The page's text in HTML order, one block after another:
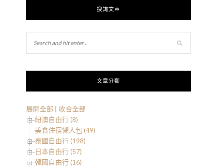
搜詢文章
文章分類
展開全部 | 收合全部
紐澳自由行 (8)
美食住宿懶人包 (49)
泰國自由行 (198)
日本自由行 (57)
韓國自由行 (16)